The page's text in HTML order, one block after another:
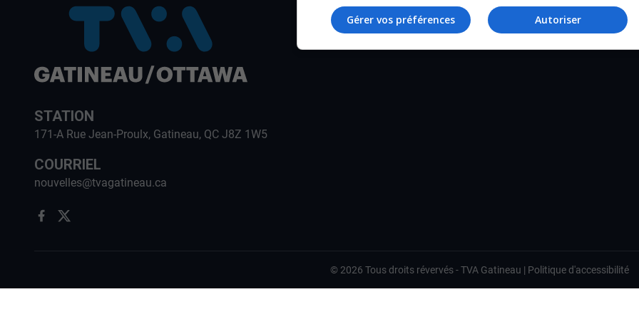
STATION
171-A Rue Jean-Proulx, Gatineau, QC J8Z 1W5
COURRIEL
nouvelles@tvagatineau.ca
TVA
© 2026 Tous droits révervés -TVA Gatineau | Politique d'accessibilité
Autoriser
Gérer vos préférences